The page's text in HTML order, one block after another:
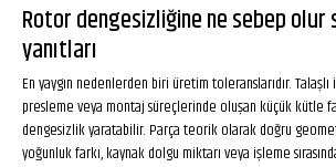
Rotor dengesizliğine ne sebep olur
yanıtları
En yaygın nedenlerden biri üretim toleranslarıdır.
presleme veya montaj süreçlerinde oluşan küçük kütle
dengesizlik yaratabilir. Parça teorik olarak doğru
yoğunluk farkı, kaynak dolgu miktarı veya işleme